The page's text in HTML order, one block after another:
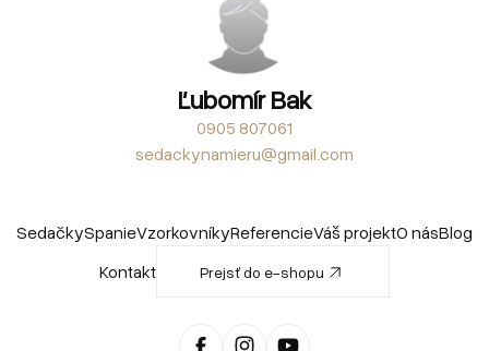
Ľubomír Bak
0905 807061
sedackynamieru@gmail.com
SedačkySpanieVzorkovníkyReferencieVáš projektO násBlog
Kontakt
Prejsť do e-shopu